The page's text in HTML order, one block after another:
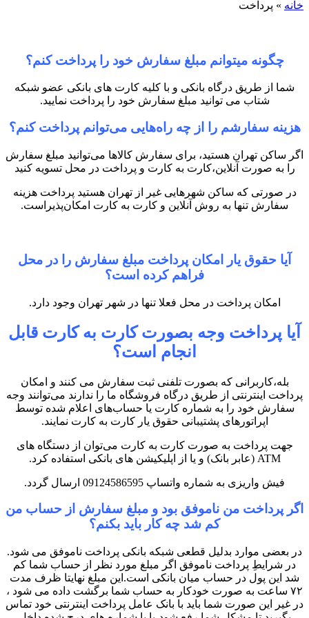
خانه » پرداخت
چگونه میتوانم مبلغ سفارش خود را پرداخت کنم؟
شما از طریق درگاه بانکی و با کلیه کارت های بانکی عضو شبکه
شتاب می توانید مبلغ سفارش خود را پرداخت نمایید.
هزینه سفارشم را از چه راه‌هایی می‌توانم پرداخت کنم؟
اگر ساکن تهران هستید، برای سفارش‌ کالاها می‌توانید مبلغ سفارش
را به صورت آنلاین،کارت به کارت و پرداخت در محل تسویه کنید
در صورتی که ساکن شهرهایی غیر از تهران هستید پرداخت هزینه
سفارش تنها به روش آنلاین و کارت به کارت امکان‌پذیراست.
آیا حقوق یار امکان پرداخت مبلغ سفارش را در محل
فراهم کرده است؟
امکان پرداخت در محل فعلا تنها در شهر تهران وجود دارد.
آیا پرداخت وجه بصورت کارت به کارت قابل
انجام است؟
بله،کاربرانی که بصورت تلفنی ثبت سفارش می کنند و امکان
پرداخت اینترنتی از طریق درگاه فروشگاه ما را ندارند می‌توانند وجه
سفارش خود را به شماره کارت‌ یا حساب‌های اعلام شده توسط
اپراتورهای پشتیبانی حقوق یار کارت به کارت نمایند.
جهت پرداخت به صورت کارت به کارت می‌توان از دستگاه های
ATM (عابر بانک) و یا از اپلیکیشن های بانکی استفاده کرد.
فیش واریزی به شماره واتساپ 09124586595 ارسال گردد.
اگر پرداخت من ناموفق بود و مبلغ سفارش از حساب من
کم شد چه کار باید بکنم؟
در بعضی موارد بدلیل قطعی شبکه بانکی پرداخت ناموفق می شود.
در شرایطِ پرداخت ناموفق اگر مبلغ مورد نظر از حساب شما کم
شد این پول در حساب میان بانکی است.این مبلغ نهایتا ظرف مدت
۷۲ ساعت به صورت خودکار به حساب شما برگشت داده می شود ،
در غیر این صورت شما باید با بانک عامل پرداخت اینترنتی خود تماس